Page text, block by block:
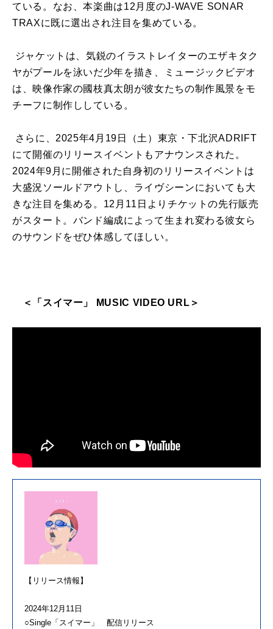
ている。なお、本楽曲は12月度のJ-WAVE SONAR
TRAXに既に選出され注目を集めている。
ジャケットは、気鋭のイラストレイターのエザキタク
ヤがプールを泳いだ少年を描き、ミュージックビデオ
は、映像作家の國枝真太朗が彼女たちの制作風景をモ
チーフに制作ししている。
さらに、2025年4月19日（土）東京・下北沢ADRIFT
にて開催のリリースイベントもアナウンスされた。
2024年9月に開催された自身初のリリースイベントは
大盛況ソールドアウトし、ライヴシーンにおいても大
きな注目を集める。12月11日よりチケットの先行販売
がスタート。バンド編成によって生まれ変わる彼女ら
のサウンドをぜひ体感してほしい。
＜「スイマー」 MUSIC VIDEO URL＞
【リリース情報】
2024年12月11日
○Single「スイマー」 配信リリース